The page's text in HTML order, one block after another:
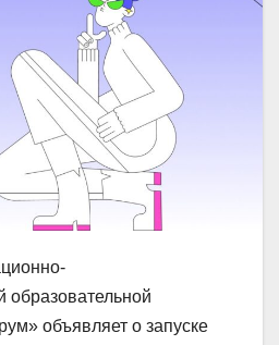
образовательной
объявляет о запуске